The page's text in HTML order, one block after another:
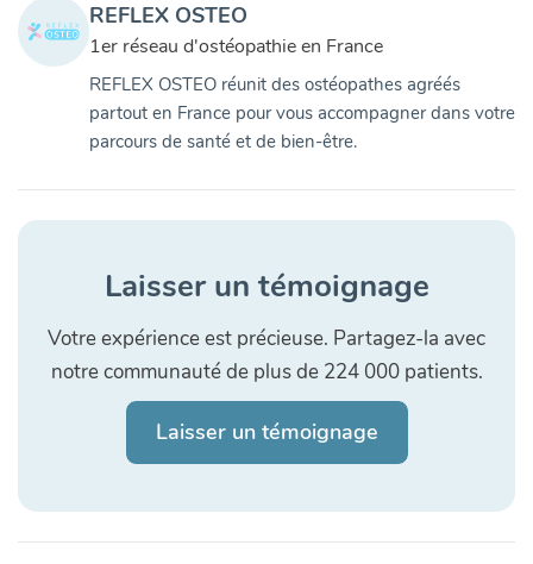
REFLEX OSTEO
1er réseau d'ostéopathie en France
REFLEX OSTEO réunit des ostéopathes agréés
partout en France pour vous accompagner dans votre
parcours de santé et de bien-être.
Laisser un témoignage
Votre expérience est précieuse. Partagez-la avec
notre communauté de plus de 224 000 patients.
Laisser un témoignage